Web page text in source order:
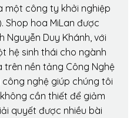
một công ty khởi nghiệp
Shop hoa MiLan được
Nguyễn Duy Khánh, với
hệ sinh thái cho ngành
trên nền tảng Công Nghệ
nghệ giúp chúng tôi
cần thiết để giảm
quyết được nhiều bài